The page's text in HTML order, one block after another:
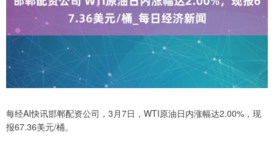
每经AI快讯邯郸配资公司，3月7日，WTI原油日内涨幅达2.00%，现
报67.36美元/桶。